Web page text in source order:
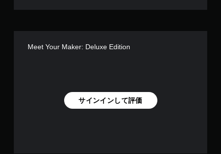
Meet Your Maker: Deluxe Edition
サインインして評価